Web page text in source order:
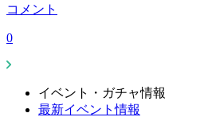
コメント
0
イベント・ガチャ情報
最新イベント情報